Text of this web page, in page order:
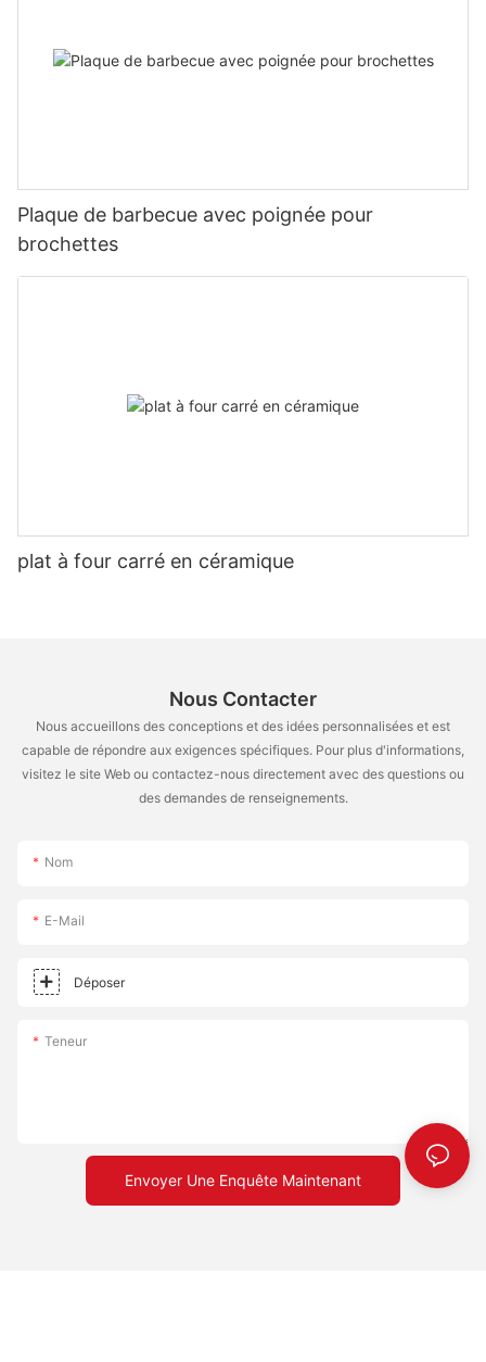
Plaque de barbecue avec poignée pour
brochettes
plat à four carré en céramique
Nous Contacter
Nous accueillons des conceptions et des idées personnalisées et est
capable de répondre aux exigences spécifiques. Pour plus d'informations,
visitez le site Web ou contactez-nous directement avec des questions ou
des demandes de renseignements.
Nom
E-Mail
Déposer
Teneur
Envoyer Une Enquête Maintenant